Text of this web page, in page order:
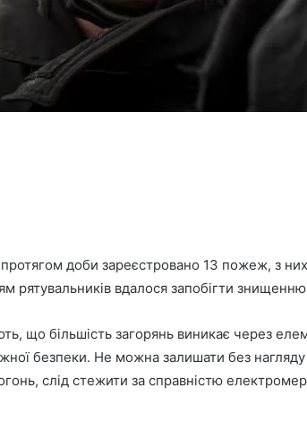
протягом доби зареєстровано 13 пожеж, з
рятувальників вдалося запобігти
що більшість загорянь виникає через
безпеки. Не можна залишати без
слід стежити за справністю